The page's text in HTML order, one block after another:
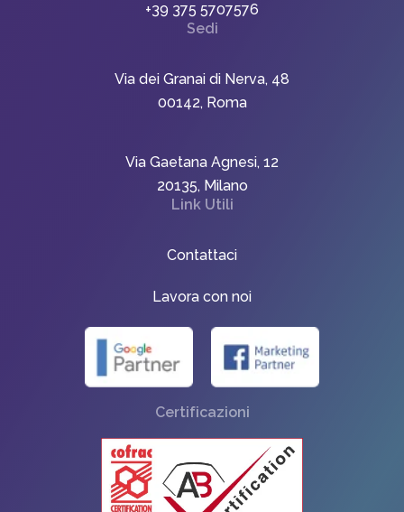
+39 375 5707576
Sedi
Via dei Granai di Nerva, 48
00142, Roma
Via Gaetana Agnesi, 12
20135, Milano
Link Utili
Contattaci
Lavora con noi
Certificazioni